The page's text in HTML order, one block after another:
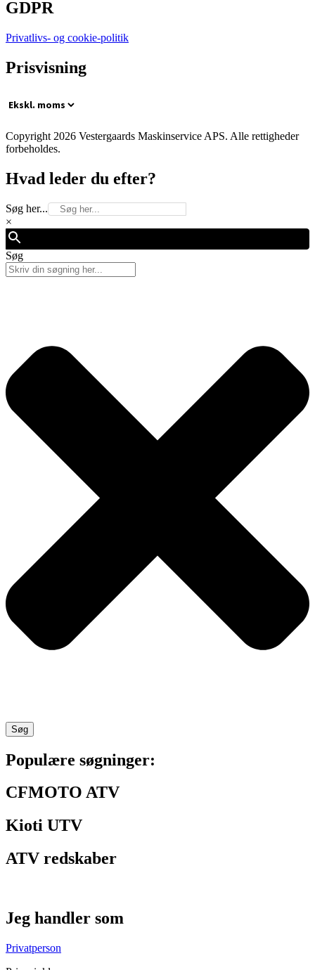
GDPR
Privatlivs- og cookie-politik
Prisvisning
Copyright 2026 Vestergaards Maskinservice APS. Alle rettigheder
forbeholdes.
Hvad leder du efter?
Søg her...
×
Søg
Søg
Populære søgninger:
CFMOTO ATV
Kioti UTV
ATV redskaber
Jeg handler som
Privatperson